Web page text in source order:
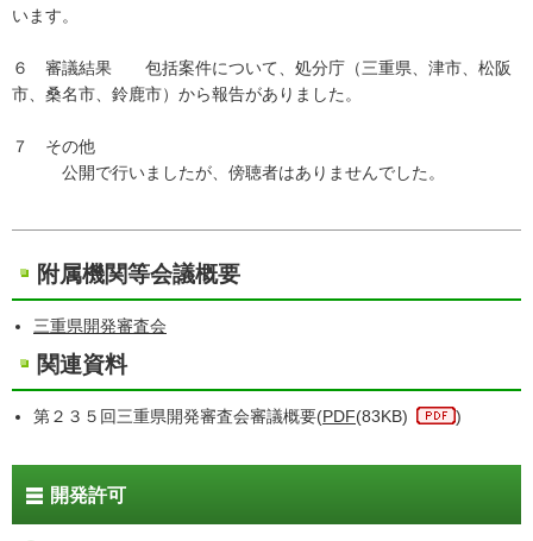
います。
６ 審議結果 包括案件について、処分庁（三重県、津市、松阪
市、桑名市、鈴鹿市）から報告がありました。
７ その他
公開で行いましたが、傍聴者はありませんでした。
附属機関等会議概要
三重県開発審査会
関連資料
第２３５回三重県開発審査会審議概要(PDF(83KB) )
開発許可